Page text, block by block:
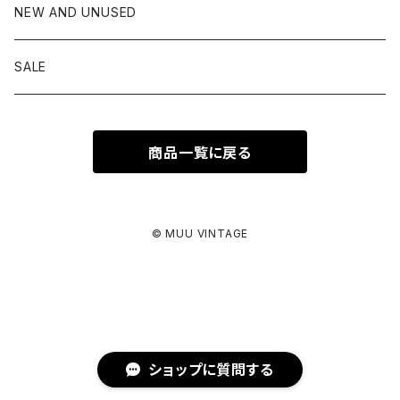
ショップに質問する
Patagonia
PERRY ELLIS
Hungarian army
Italy army
NEW AND UNUSED
SALE
商品一覧に戻る
© MUU VINTAGE